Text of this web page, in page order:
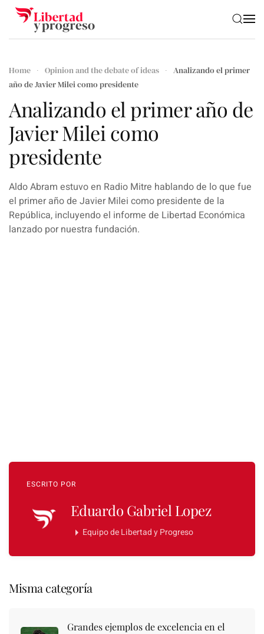
Skip to main content
Home Opinion and the debate of ideas
Analizando el primer
año de Javier Milei como presidente
Analizando el primer año de
Javier Milei como
presidente
Aldo Abram estuvo en Radio Mitre hablando de lo que fue
el primer año de Javier Milei como presidente de la
República, incluyendo el informe de Libertad Económica
lanzado por nuestra fundación.
ESCRITO POR
Eduardo Gabriel Lopez
Equipo de Libertad y Progreso
Misma categoría
Grandes ejemplos de excelencia en el